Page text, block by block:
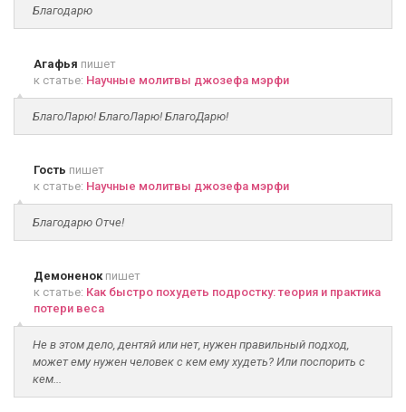
Благодарю
Агафья пишет
к статье: Научные молитвы джозефа мэрфи
БлагоЛарю! БлагоЛарю! БлагоДарю!
Гость пишет
к статье: Научные молитвы джозефа мэрфи
Благодарю Отче!
Демоненокпишет
к статье: Как быстро похудеть подростку: теория и практика
потери веса
Не в этом дело, дентяй или нет, нужен правильный подход,
может ему нужен человек с кем ему худеть? Или поспорить с
кем...